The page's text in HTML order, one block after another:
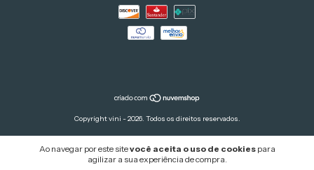
Ao navegar por este sitevocê aceita o uso de cookiespara
agilizar a sua experiência de compra.
Copyright vini - 2026. Todos os direitos reservados.